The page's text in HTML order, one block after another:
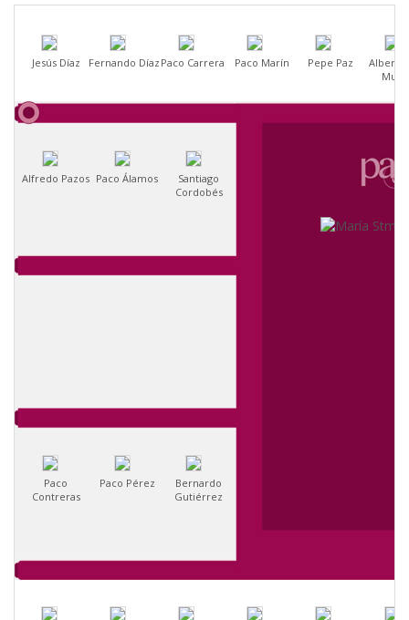
Jesús Díaz Fernando Díaz Paco Carrera Paco Marín Pepe Paz
Alberto
Alfredo Pazos Paco Álamos
Santiago
Cordobés
Paco
Contreras
Paco Pérez
Bernardo
Gutiérrez